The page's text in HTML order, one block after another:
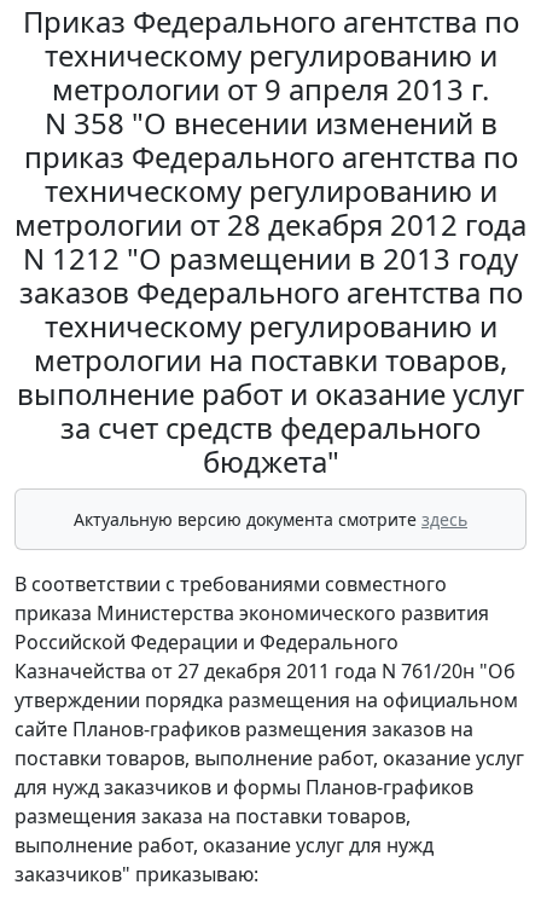
Приказ Федерального агентства по
техническому регулированию и
метрологии от 9 апреля 2013 г.
N 358 "О внесении изменений в
приказ Федерального агентства по
техническому регулированию и
метрологии от 28 декабря 2012 года
N 1212 "О размещении в 2013 году
заказов Федерального агентства по
техническому регулированию и
метрологии на поставки товаров,
выполнение работ и оказание услуг
за счет средств федерального
бюджета"
Актуальную версию документа смотрите здесь
В соответствии с требованиями совместного
приказа Министерства экономического развития
Российской Федерации и Федерального
Казначейства от 27 декабря 2011 года N 761/20н "Об
утверждении порядка размещения на официальном
сайте Планов-графиков размещения заказов на
поставки товаров, выполнение работ, оказание услуг
для нужд заказчиков и формы Планов-графиков
размещения заказа на поставки товаров,
выполнение работ, оказание услуг для нужд
заказчиков" приказываю: